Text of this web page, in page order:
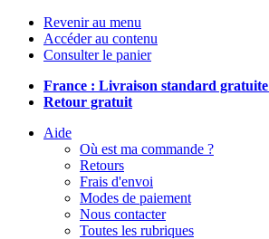
Revenir au menu
Accéder au contenu
Consulter le panier
France : Livraison standard gratuite
Retour gratuit
Aide
Où est ma commande ?
Retours
Frais d'envoi
Modes de paiement
Nous contacter
Toutes les rubriques